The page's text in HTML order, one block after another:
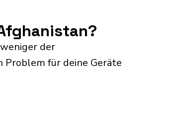
der
Problem für deine Geräte